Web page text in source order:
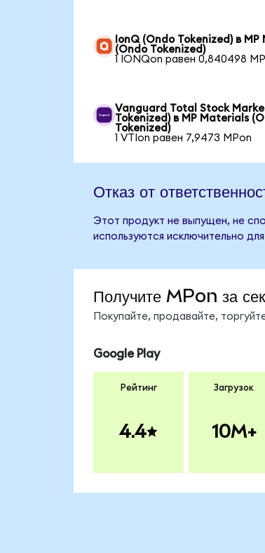
IonQ (Ondo Tokenized) в
(Ondo Tokenized)
1 IONQon равен 0,840498
Vanguard Total Stock
Tokenized) в MP Materials
Tokenized)
1 VTIon равен 7,9473 MPon
Отказ от
Этот продукт не выпущен, не
используются исключительно
Получите MPon за
Покупайте, продавайте,
Google Play
Рейтинг
4.4
Загрузок
10M+